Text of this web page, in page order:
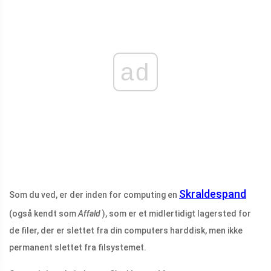
ad
Som du ved, er der inden for computing en Skraldespand
(også kendt somAffald), som er et midlertidigt lagersted for
de filer, der er slettet fra din computers harddisk, men ikke
permanent slettet fra filsystemet.